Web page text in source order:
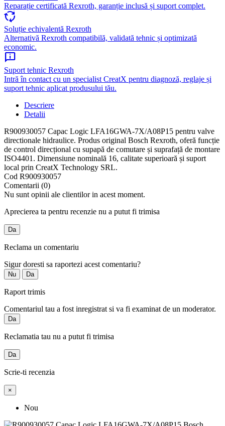
Reparație certificată Rexroth, garanție inclusă și suport complet.
cycle
Soluție echivalentă Rexroth
Alternativă Rexroth compatibilă, validată tehnic și optimizată
economic.
chat_info
Suport tehnic Rexroth
Intră în contact cu un specialist CreatX pentru diagnoză, reglaje și
suport tehnic aplicat produsului tău.
Descriere
Detalii
R900930057 Capac Logic LFA16GWA-7X/A08P15 pentru valve
directionale hidraulice. Produs original Bosch Rexroth, oferă funcție
de control direcțional cu supapă de comutare și suprafață de montare
ISO4401. Dimensiune nominală 16, calitate superioară și suport
local prin CreatX Technology SRL.
Cod R900930057
Comentarii (0)
Nu sunt opinii ale clientilor in acest moment.
Aprecierea ta pentru recenzie nu a putut fi trimisa
Da
Reclama un comentariu
Sigur doresti sa raportezi acest comentariu?
Nu Da
Raport trimis
Comentariul tau a fost inregistrat si va fi examinat de un moderator.
Da
Reclamatia tau nu a putut fi trimisa
Da
Scrie-ti recenzia
×
Nou